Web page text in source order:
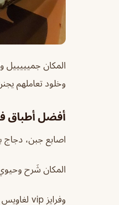
المكان جميييييل
وخلود تعاملهم
أفضل أطباق
اصابع جبن، دجاج
المكان شَرح
وفرايز vip لغاويس يحبها قلبك وفطيرة اللحم شي خطير من الآخر👍